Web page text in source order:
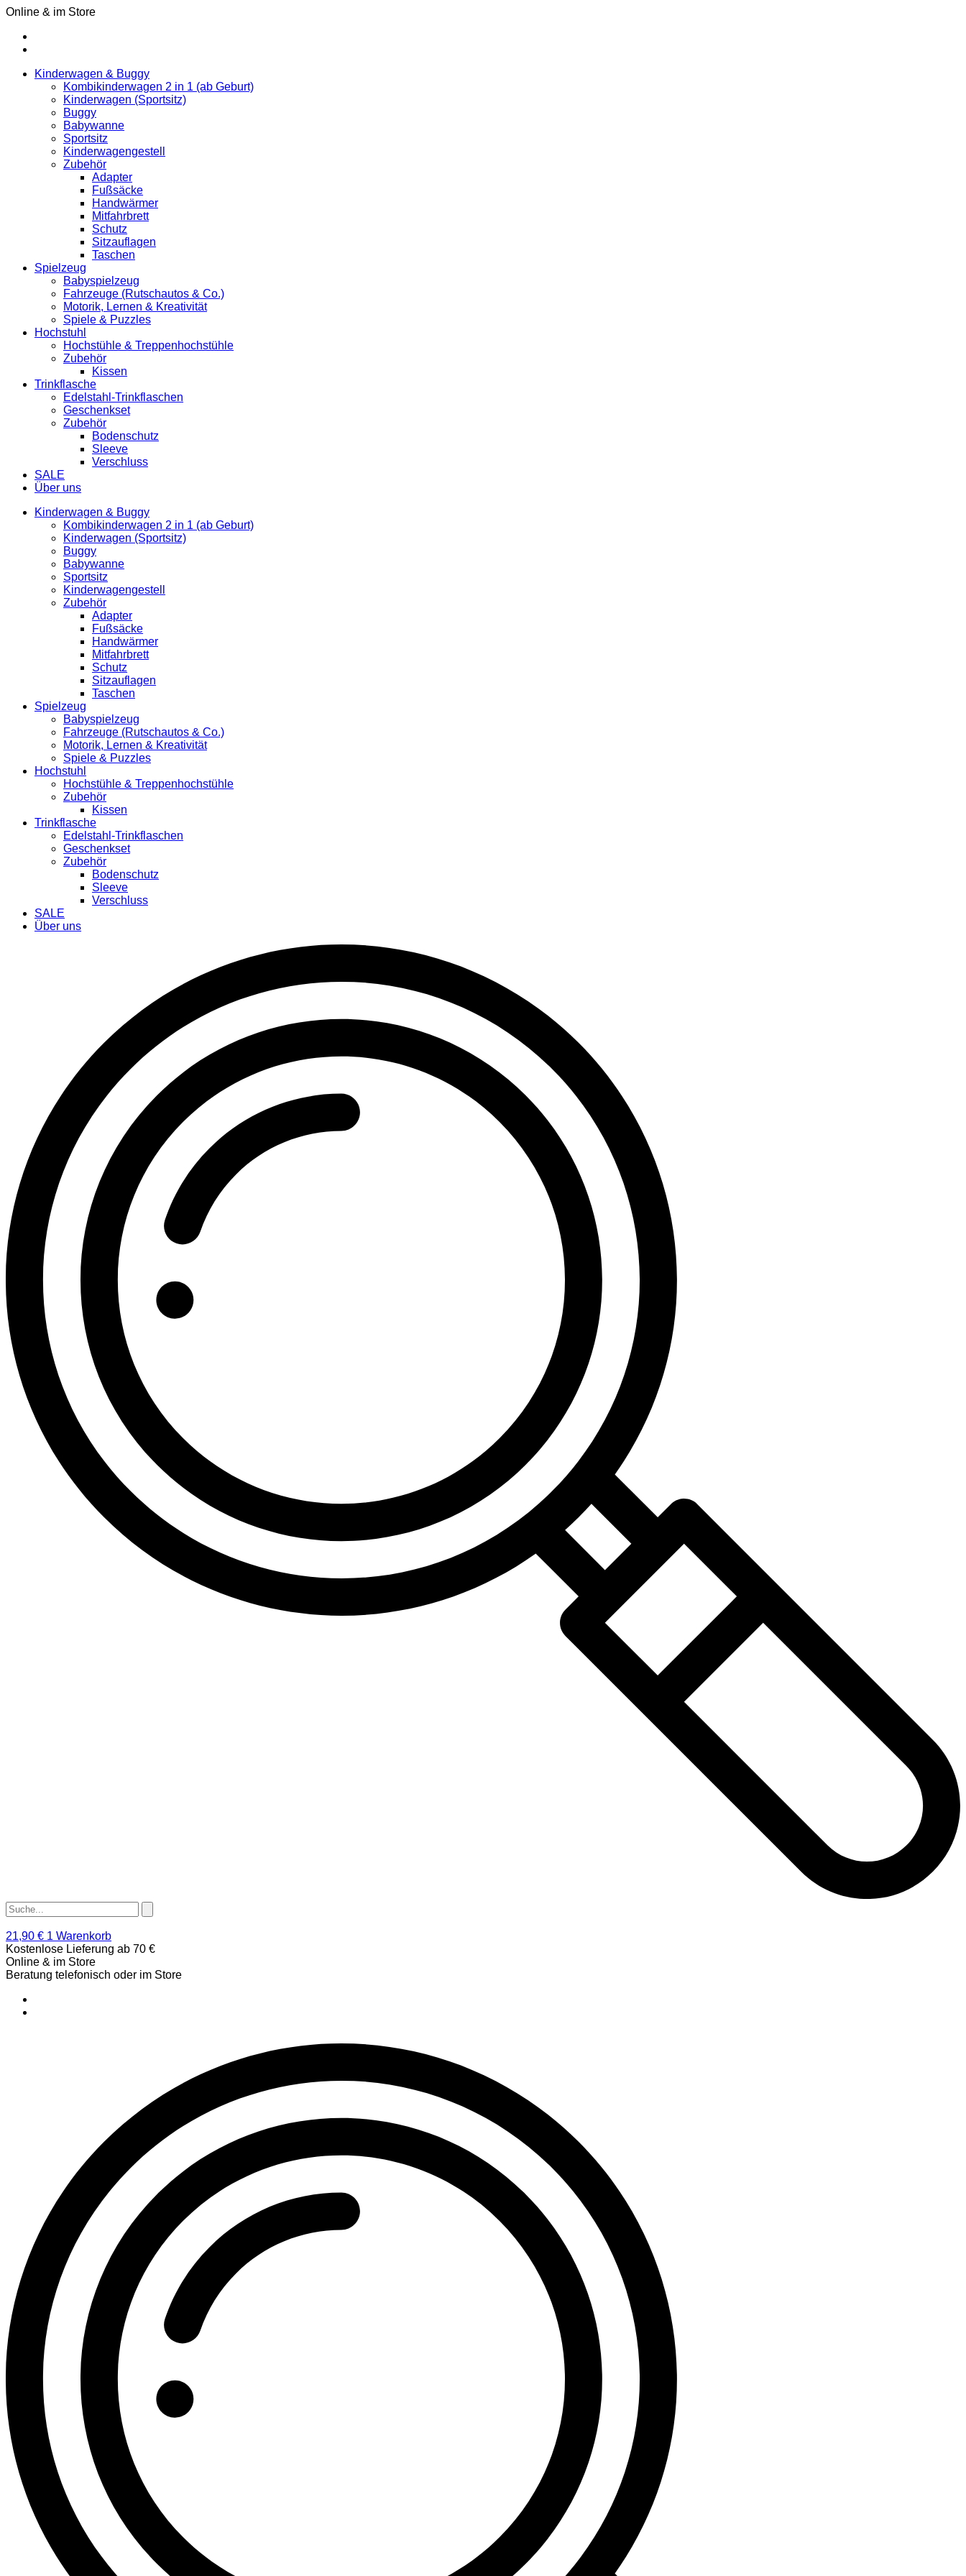
Online & im Store
Kinderwagen & Buggy
Kombikinderwagen 2 in 1 (ab Geburt)
Kinderwagen (Sportsitz)
Buggy
Babywanne
Sportsitz
Kinderwagengestell
Zubehör
Adapter
Fußsäcke
Handwärmer
Mitfahrbrett
Schutz
Sitzauflagen
Taschen
Spielzeug
Babyspielzeug
Fahrzeuge (Rutschautos & Co.)
Motorik, Lernen & Kreativität
Spiele & Puzzles
Hochstuhl
Hochstühle & Treppenhochstühle
Zubehör
Kissen
Trinkflasche
Edelstahl-Trinkflaschen
Geschenkset
Zubehör
Bodenschutz
Sleeve
Verschluss
SALE
Über uns
Kinderwagen & Buggy
Kombikinderwagen 2 in 1 (ab Geburt)
Kinderwagen (Sportsitz)
Buggy
Babywanne
Sportsitz
Kinderwagengestell
Zubehör
Adapter
Fußsäcke
Handwärmer
Mitfahrbrett
Schutz
Sitzauflagen
Taschen
Spielzeug
Babyspielzeug
Fahrzeuge (Rutschautos & Co.)
Motorik, Lernen & Kreativität
Spiele & Puzzles
Hochstuhl
Hochstühle & Treppenhochstühle
Zubehör
Kissen
Trinkflasche
Edelstahl-Trinkflaschen
Geschenkset
Zubehör
Bodenschutz
Sleeve
Verschluss
SALE
Über uns
21,90 € 1 Warenkorb
Kostenlose Lieferung ab 70 €
Online & im Store
Beratung telefonisch oder im Store